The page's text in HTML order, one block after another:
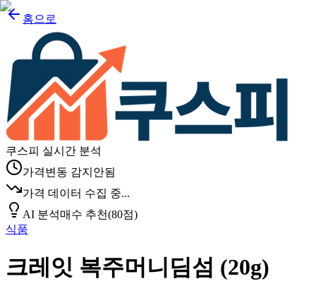
홈으로
쿠스피 실시간 분석
가격변동 감지안됨
가격 데이터 수집 중...
AI 분석매수 추천(80점)
식품
크레잇 복주머니딤섬 (20g)